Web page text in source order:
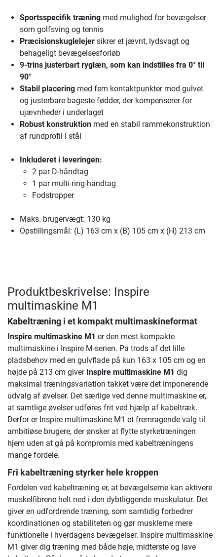
Sportsspecifik træning med mulighed for bevægelser
som golfsving og tennis
Præcisionskuglelejer sikrer et jævnt, lydsvagt og
behageligt bevægelsesforløb
9-trins justerbart ryglæn, som kan indstilles fra 0° til
90°
Stabil placering med fem kontaktpunkter mod gulvet
og justerbare bageste fødder, der kompenserer for
ujævnheder i underlaget
Robust konstruktion med en stabil rammekonstruktion
af rundprofil i stål
Inkluderet i leveringen:
2 par D-håndtag
1 par multi-ring-håndtag
Fodstropper
Maks. brugervægt: 130 kg
Opstillingsmål: (L) 163 cm x (B) 105 cm x (H) 213 cm
Produktbeskrivelse: Inspire
multimaskine M1
Kabeltræning i et kompakt multimaskineformat
Inspire multimaskine M1 er den mest kompakte
multimaskine i Inspire M-serien. På trods af det lille
pladsbehov med en gulvflade på kun 163 x 105 cm og en
højde på 213 cm giver Inspire multimaskine M1 dig
maksimal træningsvariation takket være det imponerende
udvalg af øvelser. Det særlige ved denne multimaskine er,
at samtlige øvelser udføres frit ved hjælp af kabeltræk.
Derfor er Inspire multimaskine M1 et fremragende valg til
ambitiøse brugere, der ønsker at flytte styrketræningen
hjem uden at gå på kompromis med kabeltræningens
mange fordele.
Fri kabeltræning styrker hele kroppen
Fordelen ved kabeltræning er, at bevægelserne kan aktivere
muskelfibrene helt ned i den dybtliggende muskulatur. Det
giver en udfordrende træning, som samtidig forbedrer
koordinationen og stabiliteten og gør musklerne mere
funktionelle i hverdagens bevægelser. Inspire multimaskine
M1 giver dig træning med både høje, midterste og lave